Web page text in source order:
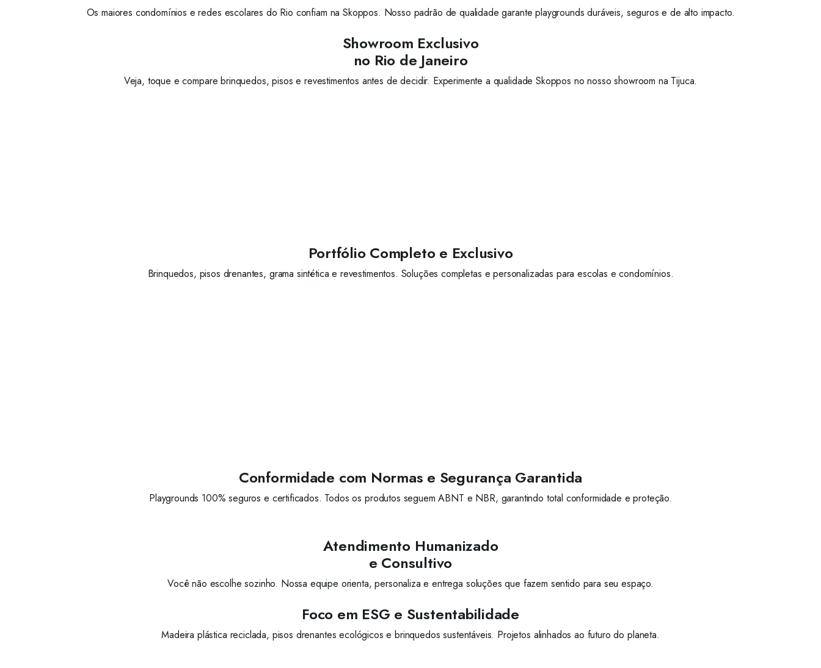
Os maiores condomínios e redes escolares do Rio confiam na Skoppos. Nosso padrão de qualidade garante playgrounds duráveis, seguros e de alto impacto.
Showroom Exclusivo
no Rio de Janeiro
Veja, toque e compare brinquedos, pisos e revestimentos antes de decidir. Experimente a qualidade Skoppos no nosso showroom na Tijuca.
Portfólio Completo e Exclusivo
Brinquedos, pisos drenantes, grama sintética e revestimentos. Soluções completas e personalizadas para escolas e condomínios.
Conformidade com Normas e Segurança Garantida
Playgrounds 100% seguros e certificados. Todos os produtos seguem ABNT e NBR, garantindo total conformidade e proteção.
Atendimento Humanizado
e Consultivo
Você não escolhe sozinho. Nossa equipe orienta, personaliza e entrega soluções que fazem sentido para seu espaço.
Foco em ESG e Sustentabilidade
Madeira plástica reciclada, pisos drenantes ecológicos e brinquedos sustentáveis. Projetos alinhados ao futuro do planeta.